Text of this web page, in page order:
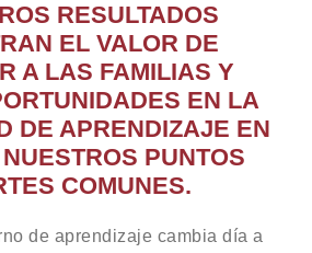
RESULTADOS
EL VALOR DE
A LAS FAMILIAS Y
EN LA
DE APRENDIZAJE EN
PUNTOS
COMUNES.
de aprendizaje cambia día a